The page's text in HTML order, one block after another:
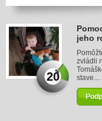
20
jeho
zvládli
stave....